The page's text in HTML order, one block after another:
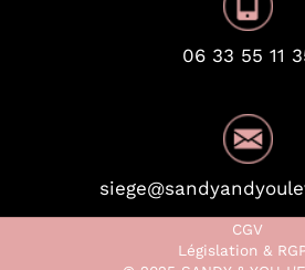
06 33 55 11
CGV
Législation &